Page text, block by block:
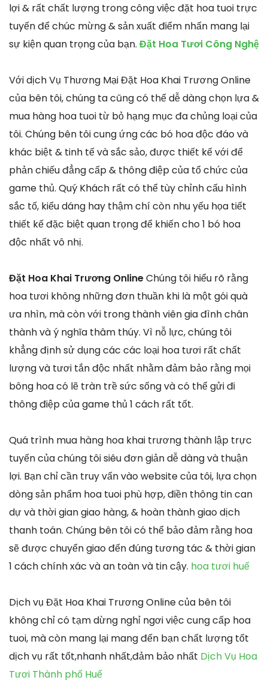
lợi & rất chất lượng trong công việc đặt hoa tuoi trực
tuyến để chúc mừng & sản xuất điểm nhấn mang lại
sự kiện quan trọng của bạn. Đặt Hoa Tươi Công Nghệ
Với dịch Vụ Thương Mại Đặt Hoa Khai Trương Online
của bên tôi, chúng ta cũng có thể dễ dàng chọn lựa &
mua hàng hoa tuoi từ bỏ hạng mục đa chủng loại của
tôi. Chúng bên tôi cung ứng các bó hoa độc đáo và
khác biệt & tinh tế và sắc sảo, được thiết kế với để
phản chiếu đẳng cấp & thông điệp của tổ chức của
game thủ. Quý Khách rất có thể tùy chỉnh cấu hình
sắc tố, kiểu dáng hay thậm chí còn nhu yếu họa tiết
thiết kế đặc biệt quan trọng để khiến cho 1 bó hoa
độc nhất vô nhị.
Đặt Hoa Khai Trương OnlineChúng tôi hiểu rõ rằng
hoa tươi không những đơn thuần khi là một gói quà
ưa nhìn, mà còn với trong thành viên gia đình chân
thành và ý nghĩa thâm thúy. Vì nỗ lực, chúng tôi
khẳng định sử dụng các các loại hoa tươi rất chất
lượng và tươi tắn độc nhất nhằm đảm bảo rằng mọi
bông hoa có lẽ tràn trề sức sống và có thể gửi đi
thông điệp của game thủ 1 cách rất tốt.
Quá trình mua hàng hoa khai trương thành lập trực
tuyến của chúng tôi siêu đơn giản dễ dàng và thuận
lợi. Bạn chỉ cần truy vấn vào website của tôi, lựa chọn
dòng sản phẩm hoa tuoi phù hợp, điền thông tin can
dự và thời gian giao hàng, & hoàn thành giao dịch
thanh toán. Chúng bên tôi có thể bảo đảm rằng hoa
sẽ được chuyển giao đến đúng tương tác & thời gian
1 cách chính xác và an toàn và tin cậy. hoa tươi huế
Dịch vụ Đặt Hoa Khai Trương Online của bên tôi
không chỉ có tạm dừng nghỉ ngơi việc cung cấp hoa
tuoi, mà còn mang lại mang đến bạn chất lượng tốt
dịch vụ rất tốt,nhanh nhất,đảm bảo nhất Dịch Vụ Hoa
Tươi Thành phố Huế